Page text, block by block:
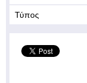
Τύπος